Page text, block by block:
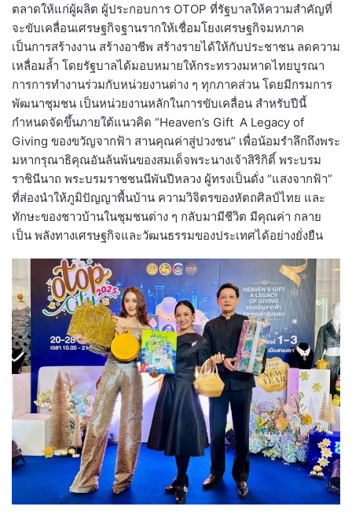
ตลาดให้แก่ผู้ผลิต ผู้ประกอบการ OTOP ที่รัฐบาลให้ความสำคัญที่
จะขับเคลื่อนเศรษฐกิจฐานรากให้เชื่อมโยงเศรษฐกิจมหภาค
เป็นการสร้างงาน สร้างอาชีพ สร้างรายได้ให้กับประชาชน ลดความ
เหลื่อมล้ำ โดยรัฐบาลได้มอบหมายให้กระทรวงมหาดไทยบูรณา
การการทำงานร่วมกับหน่วยงานต่าง ๆ ทุกภาคส่วน โดยมีกรมการ
พัฒนาชุมชน เป็นหน่วยงานหลักในการขับเคลื่อน สำหรับปีนี้
กำหนดจัดขึ้นภายใต้แนวคิด “Heaven’s Gift A Legacy of
Giving ของขวัญจากฟ้า สานคุณค่าสู่ปวงชน” เพื่อน้อมรำลึกถึงพระ
มหากรุณาธิคุณอันล้นพ้นของสมเด็จพระนางเจ้าสิริกิติ์ พระบรม
ราชินีนาถ พระบรมราชชนนีพันปีหลวง ผู้ทรงเป็นดั่ง “แสงจากฟ้า”
ที่ส่องนำให้ภูมิปัญญาพื้นบ้าน ความวิจิตรของหัตถศิลป์ไทย และ
ทักษะของชาวบ้านในชุมชนต่าง ๆ กลับมามีชีวิต มีคุณค่า กลาย
เป็น พลังทางเศรษฐกิจและวัฒนธรรมของประเทศได้อย่างยั่งยืน